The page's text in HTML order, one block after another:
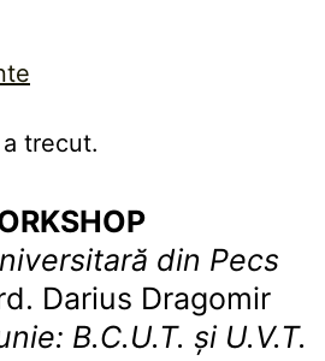
trecut.
din Pecs
Darius Dragomir
B.C.U.T. și U.V.T.